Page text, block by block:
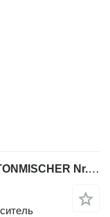
MAN TGS 35.400 8x4 - KIPPER / BETONMISCHER Nr.: 954